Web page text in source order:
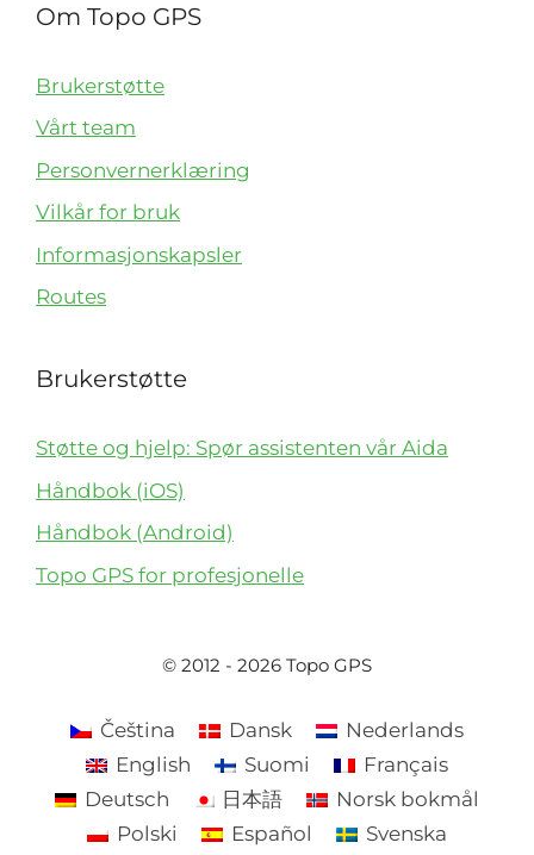
Om Topo GPS
Brukerstøtte
Vårt team
Personvernerklæring
Vilkår for bruk
Informasjonskapsler
Routes
Brukerstøtte
Støtte og hjelp: Spør assistenten vår Aida
Håndbok (iOS)
Håndbok (Android)
Topo GPS for profesjonelle
© 2012 - 2026 Topo GPS
Čeština Dansk
Nederlands
English
Suomi
Français
Deutsch
日本語
Norsk bokmål
Polski
Español Svenska